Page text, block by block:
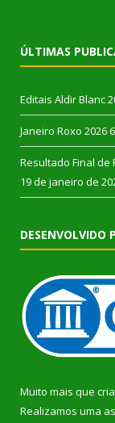
ÚLTIMAS
Editais Aldir Blanc
Janeiro Roxo 2026
Resultado Final de
19 de janeiro de
DESENVOLVIDO
Muito mais que
Realizamos uma